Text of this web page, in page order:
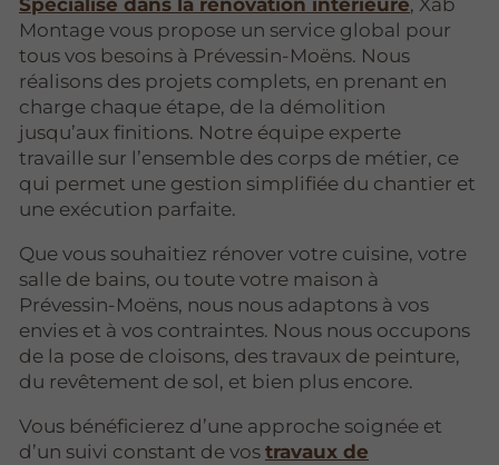
Spécialisé dans la rénovation intérieure, Xab
Montage vous propose un service global pour
tous vos besoins à Prévessin-Moëns. Nous
réalisons des projets complets, en prenant en
charge chaque étape, de la démolition
jusqu’aux finitions. Notre équipe experte
travaille sur l’ensemble des corps de métier, ce
qui permet une gestion simplifiée du chantier et
une exécution parfaite.
Que vous souhaitiez rénover votre cuisine, votre
salle de bains, ou toute votre maison à
Prévessin-Moëns, nous nous adaptons à vos
envies et à vos contraintes. Nous nous occupons
de la pose de cloisons, des travaux de peinture,
du revêtement de sol, et bien plus encore.
Vous bénéficierez d’une approche soignée et
d’un suivi constant de vos travaux de